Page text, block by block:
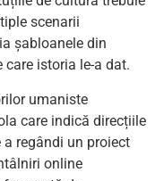
scenarii
șabloanele din
istoria le-a dat.
umaniste
care indică direcțiile
a regândi un proiect
online